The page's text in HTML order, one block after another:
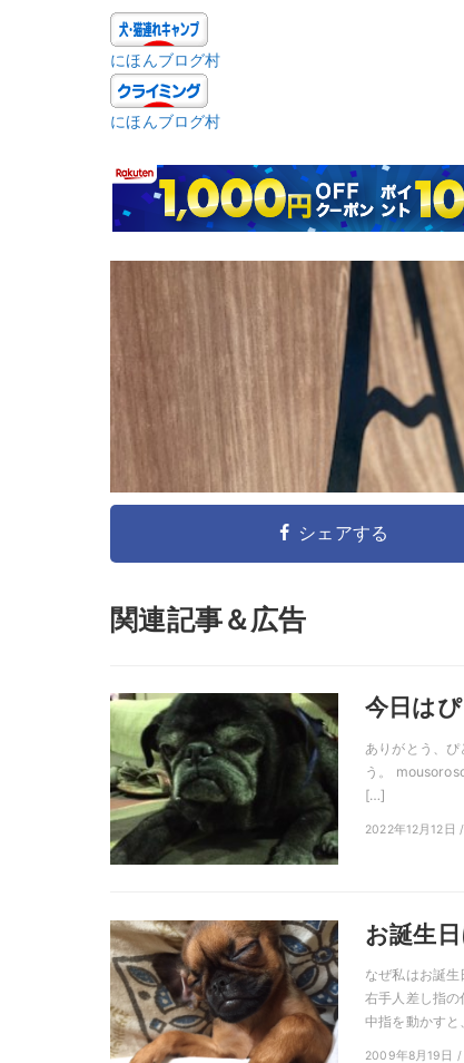
にほんブログ村
にほんブログ村
シェアする
関連記事＆広告
今日は
ありがとう、
う。
[…]
2022年12月12日
お誕生
なぜ私はお誕
右手人差し指の
中指を動かす
2009年8月19日 /